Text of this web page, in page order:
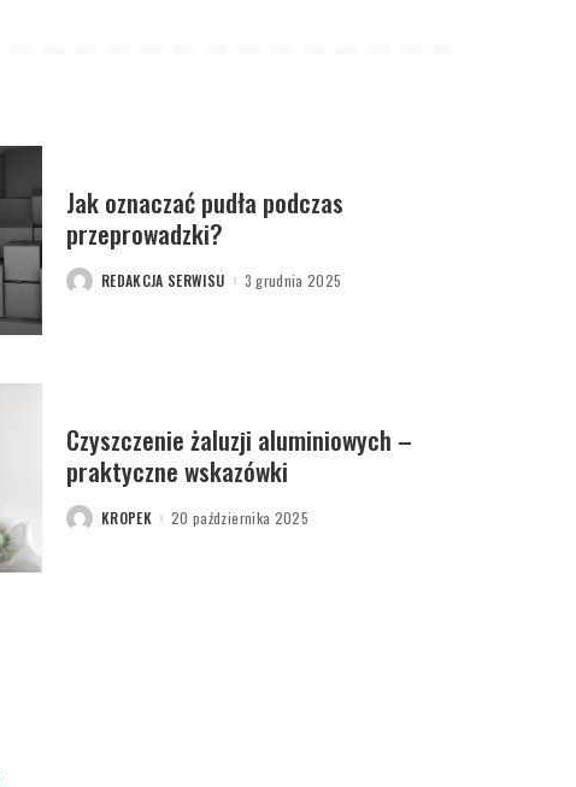
Jak oznaczać pudła podczas
przeprowadzki?
POSTEDREDAKCJA SERWISU 3 grudnia 2025
Czyszczenie żaluzji aluminiowych –
praktyczne wskazówki
POSTEDKROPEK 20 października 2025